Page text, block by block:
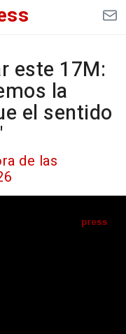
este 17M:
la
el sentido
de las